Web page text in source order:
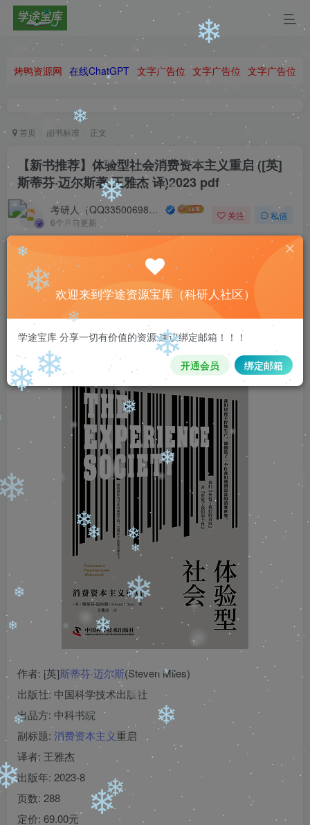
烤鸭资源网 在线ChatGPT 文字广告位 文字广告位 文字广告位
首页 图书标准 正文
【新书推荐】体验型社会消费资本主义重启 ([英]
斯蒂芬·迈尔斯著,王雅杰 译)2023 pdf
考研人（QQ335006980）
6个月前更新
关注 私信
Sometimes you have to be your own hero.
有时候必须做自己的英雄
注意 请看本条重要信息：请先登录再
购买，购买后刷新页面即可，链接如
果失效，请加客服qq335006980
作者: [英]斯蒂芬·迈尔斯(Steven Miles)
出版社: 中国科学技术出版社
出品方: 中科书院
副标题: 消费资本主义重启
译者: 王雅杰
出版年: 2023-8
页数: 288
定价: 69.00元
欢迎来到学途资源宝库（科研人社区）
学途宝库 分享一切有价值的资源 建议绑定邮箱！！！
开通会员 绑定邮箱
❄
❄ ❄
❄
❄ ❄
❄
❄
❄ ❄ ❄
❄
❄
❄
❄
❄
❄
❄
❄ ❄ ❄
❄